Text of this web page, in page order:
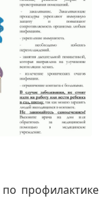
профилактике